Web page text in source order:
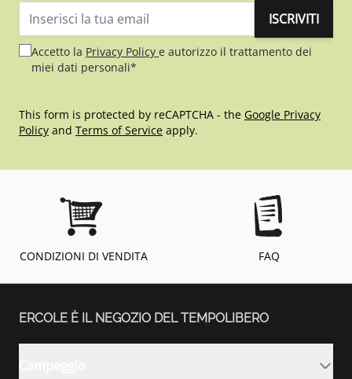
ISCRIVITI
Accetto la Privacy Policy e autorizzo il trattamento dei
miei dati personali*
This form is protected by reCAPTCHA - the Google Privacy
Policy and Terms of Service apply.
CONDIZIONI DI VENDITA FAQ
ERCOLE È IL NEGOZIO DEL TEMPOLIBERO